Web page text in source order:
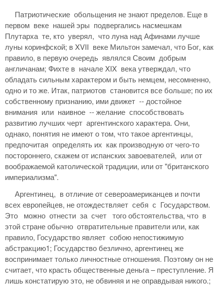
Патриотические обольщения не знают пределов. Еще в
первом веке нашей эры подвергались насмешкам
Плутарха те, кто уверял, что луна над Афинами лучше
луны коринфской; в XVII веке Мильтон замечал, что Бог, как
правило, в первую очередь являлся Своим добрым
англичанам; Фихте в начале XIX века утверждал, что
обладать сильным характером и быть немцем, несомненно,
одно и то же. Итак, патриотов становится все больше; по их
собственному признанию, ими движет -- достойное
внимания или наивное -- желание способствовать
развитию лучших черт аргентинского характера. Они,
однако, понятия не имеют о том, что такое аргентинцы,
предпочитая определять их как производную от чего-то
постороннего, скажем от испанских завоевателей, или от
воображаемой католической традиции, или от "британского
империализма".
Аргентинец, в отличие от североамериканцев и почти
всех европейцев, не отождествляет себя с Государством.
Это можно отнести за счет того обстоятельства, что в
этой стране обычно отвратительные правители или, как
правило, Государство являет собою непостижимую
абстракцию1; Государство безлично, аргентинец же
воспринимает только личностные отношения. Поэтому он не
считает, что красть общественные деньга – преступление. Я
лишь констатирую это, не обвиняя и не оправдывая никого.;